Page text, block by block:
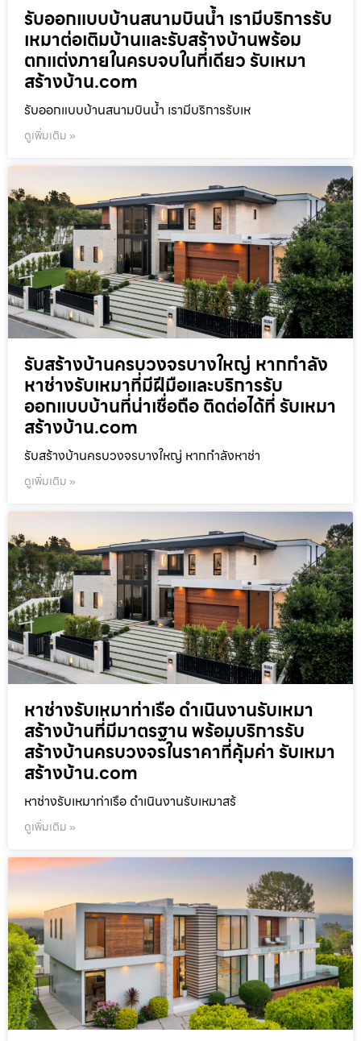
รับออกแบบบ้านสนามบินน้ำ เรามีบริการรับ
เหมาต่อเติมบ้านและรับสร้างบ้านพร้อม
ตกแต่งภายในครบจบในที่เดียว รับเหมา
สร้างบ้าน.com
รับออกแบบบ้านสนามบินน้ำ เรามีบริการรับเห
ดูเพิ่มเติม »
รับสร้างบ้านครบวงจรบางใหญ่ หากกำลัง
หาช่างรับเหมาที่มีฝีมือและบริการรับ
ออกแบบบ้านที่น่าเชื่อถือ ติดต่อได้ที่ รับเหมา
สร้างบ้าน.com
รับสร้างบ้านครบวงจรบางใหญ่ หากกำลังหาช่า
ดูเพิ่มเติม »
หาช่างรับเหมาท่าเรือ ดำเนินงานรับเหมา
สร้างบ้านที่มีมาตรฐาน พร้อมบริการรับ
สร้างบ้านครบวงจรในราคาที่คุ้มค่า รับเหมา
สร้างบ้าน.com
หาช่างรับเหมาท่าเรือ ดำเนินงานรับเหมาสร้
ดูเพิ่มเติม »